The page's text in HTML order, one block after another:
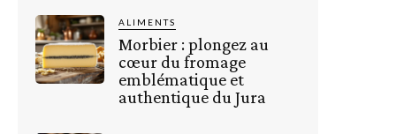
ALIMENTS
Morbier : plongez au
cœur du fromage
emblématique et
authentique du Jura